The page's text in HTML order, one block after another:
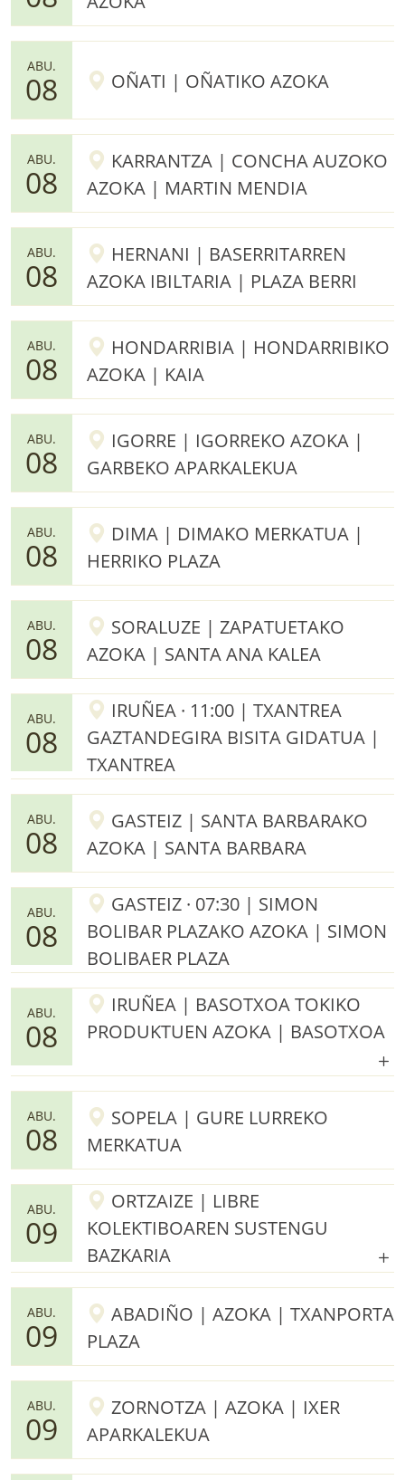
ABU.
08 OÑATI | OÑATIKO AZOKA
ABU.
08
KARRANTZA | CONCHA AUZOKO
AZOKA | MARTIN MENDIA
ABU.
08
HERNANI | BASERRITARREN
AZOKA IBILTARIA | PLAZA BERRI
ABU.
08
HONDARRIBIA | HONDARRIBIKO
AZOKA | KAIA
ABU.
08
IGORRE | IGORREKO AZOKA |
GARBEKO APARKALEKUA
ABU.
08
DIMA | DIMAKO MERKATUA |
HERRIKO PLAZA
ABU.
08
SORALUZE | ZAPATUETAKO
AZOKA | SANTA ANA KALEA
ABU.
08
IRUÑEA · 11:00 | TXANTREA
GAZTANDEGIRA BISITA GIDATUA |
TXANTREA
ABU.
08
GASTEIZ | SANTA BARBARAKO
AZOKA | SANTA BARBARA
ABU.
08
GASTEIZ · 07:30 | SIMON
BOLIBAR PLAZAKO AZOKA | SIMON
BOLIBAER PLAZA
ABU.
08
IRUÑEA | BASOTXOA TOKIKO
PRODUKTUEN AZOKA | BASOTXOA
ABU.
08
SOPELA | GURE LURREKO
MERKATUA
ABU.
09
ORTZAIZE | LIBRE
KOLEKTIBOAREN SUSTENGU
BAZKARIA
ABU.
09
ABADIÑO | AZOKA | TXANPORTA
PLAZA
ABU.
09
ZORNOTZA | AZOKA | IXER
APARKALEKUA